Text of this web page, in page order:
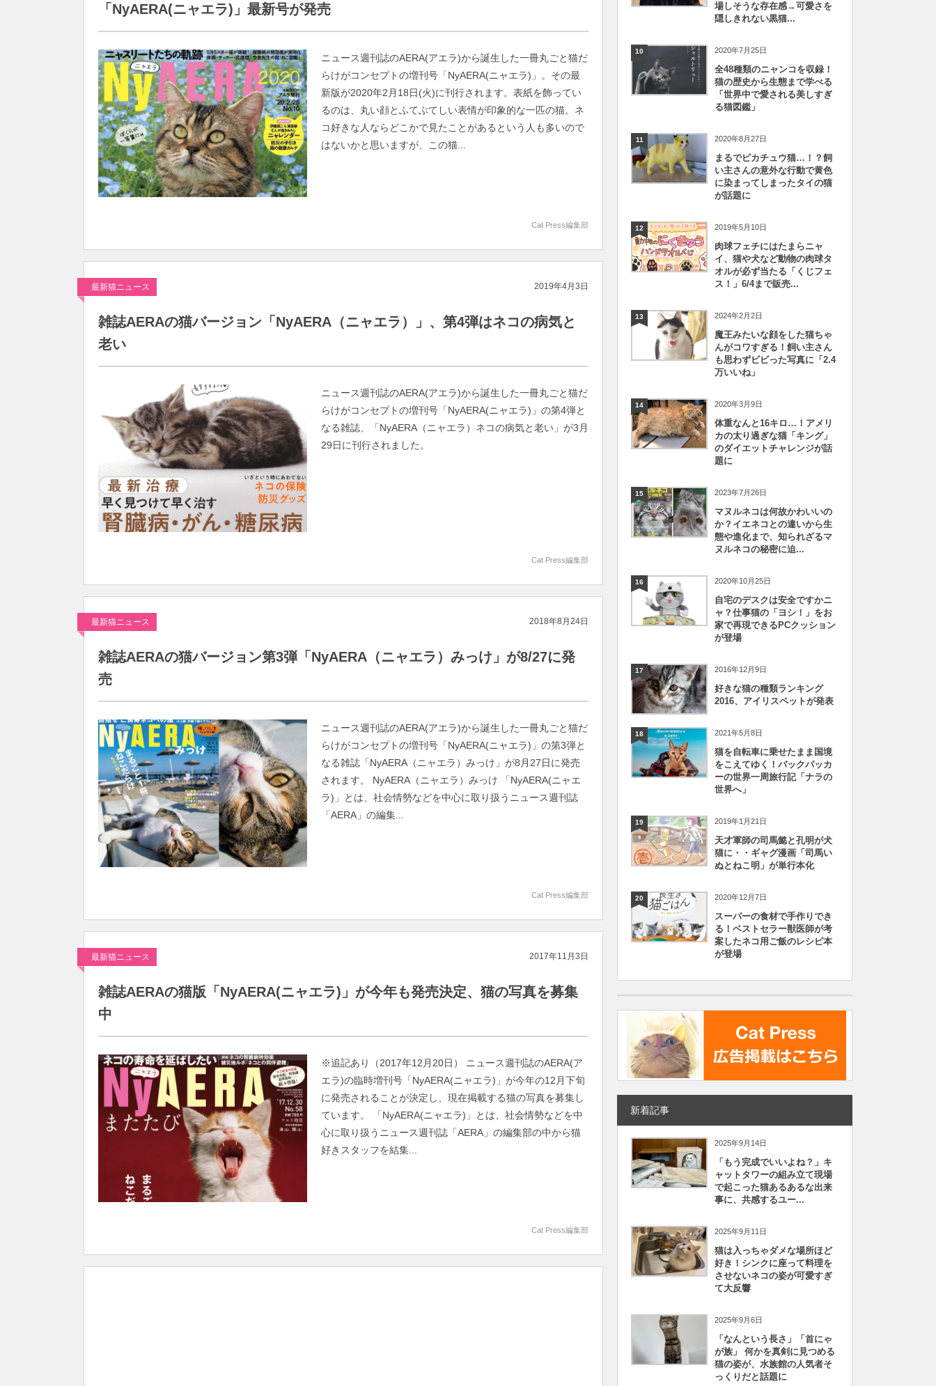
「NyAERA(ニャエラ)」最新号が発売
ニュース週刊誌のAERA(アエラ)から誕生した一冊丸ごと猫だ
らけがコンセプトの増刊号「NyAERA(ニャエラ)」。その最
新版が2020年2月18日(火)に刊行されます。表紙を飾ってい
るのは、丸い顔とふてぶてしい表情が印象的な一匹の猫。ネ
コ好きな人ならどこかで見たことがあるという人も多いので
はないかと思いますが、この猫...
Cat Press編集部
最新猫ニュース 2019年4月3日
雑誌AERAの猫バージョン「NyAERA（ニャエラ）」、第4弾はネコの病気と
老い
ニュース週刊誌のAERA(アエラ)から誕生した一冊丸ごと猫だ
らけがコンセプトの増刊号「NyAERA(ニャエラ)」の第4弾と
なる雑誌、「NyAERA（ニャエラ）ネコの病気と老い」が3月
29日に刊行されました。
Cat Press編集部
最新猫ニュース 2018年8月24日
雑誌AERAの猫バージョン第3弾「NyAERA（ニャエラ）みっけ」が8/27に発
売
ニュース週刊誌のAERA(アエラ)から誕生した一冊丸ごと猫だ
らけがコンセプトの増刊号「NyAERA(ニャエラ)」の第3弾と
なる雑誌「NyAERA（ニャエラ）みっけ」が8月27日に発売
されます。 NyAERA（ニャエラ）みっけ 「NyAERA(ニャエ
ラ)」とは、社会情勢などを中心に取り扱うニュース週刊誌
「AERA」の編集...
Cat Press編集部
最新猫ニュース 2017年11月3日
雑誌AERAの猫版「NyAERA(ニャエラ)」が今年も発売決定、猫の写真を募集
中
※追記あり（2017年12月20日） ニュース週刊誌のAERA(ア
エラ)の臨時増刊号「NyAERA(ニャエラ)」が今年の12月下旬
に発売されることが決定し、現在掲載する猫の写真を募集し
ています。 「NyAERA(ニャエラ)」とは、社会情勢などを中
心に取り扱うニュース週刊誌「AERA」の編集部の中から猫
好きスタッフを結集...
Cat Press編集部
場しそうな存在感→可愛さを
隠しきれない黒猫...
10 2020年7月25日
全48種類のニャンコを収録！
猫の歴史から生態まで学べる
「世界中で愛される美しすぎ
る猫図鑑」
11 2020年8月27日
まるでピカチュウ猫…！？飼
い主さんの意外な行動で黄色
に染まってしまったタイの猫
が話題に
12 2019年5月10日
肉球フェチにはたまらニャ
イ、猫や犬など動物の肉球タ
オルが必ず当たる「くじフェ
ス！」6/4まで販売...
13 2024年2月2日
魔王みたいな顔をした猫ちゃ
んがコワすぎる！飼い主さん
も思わずビビった写真に「2.4
万いいね」
14 2020年3月9日
体重なんと16キロ…！アメリ
カの太り過ぎな猫「キング」
のダイエットチャレンジが話
題に
15 2023年7月26日
マヌルネコは何故かわいいの
か？イエネコとの違いから生
態や進化まで、知られざるマ
ヌルネコの秘密に迫...
16 2020年10月25日
自宅のデスクは安全ですかニ
ャ？仕事猫の「ヨシ！」をお
家で再現できるPCクッション
が登場
17 2016年12月9日
好きな猫の種類ランキング
2016、アイリスペットが発表
18 2021年5月8日
猫を自転車に乗せたまま国境
をこえてゆく！バックパッカ
ーの世界一周旅行記「ナラの
世界へ」
19 2019年1月21日
天才軍師の司馬懿と孔明が犬
猫に・・ギャグ漫画「司馬い
ぬとねこ明」が単行本化
20 2020年12月7日
スーパーの食材で手作りでき
る！ベストセラー獣医師が考
案したネコ用ご飯のレシピ本
が登場
新着記事
2025年9月14日
「もう完成でいいよね？」キ
ャットタワーの組み立て現場
で起こった猫あるあるな出来
事に、共感するユー...
2025年9月11日
猫は入っちゃダメな場所ほど
好き！シンクに座って料理を
させないネコの姿が可愛すぎ
て大反響
2025年9月6日
「なんという長さ」「首にゃ
が族」 何かを真剣に見つめる
猫の姿が、水族館の人気者そ
っくりだと話題に